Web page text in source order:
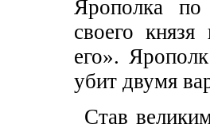
Ярополка
своего
его».
убит двумя
Став